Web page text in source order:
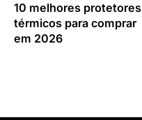
10 melhores protetores
térmicos para comprar
em 2026